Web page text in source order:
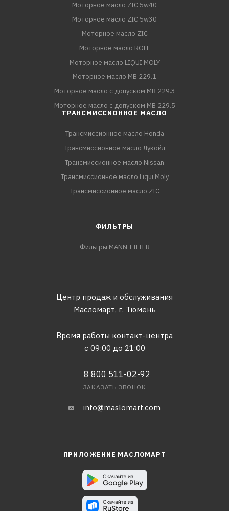
Моторное масло ZIC 5w40
Моторное масло ZIC 5w30
Моторное масло ZIC
Моторное масло ROLF
Моторное масло LIQUI MOLY
Моторное масло MB 229.1
Моторное масло с допуском MB 229.3
Моторное масло с допуском MB 229.5
ТРАНСМИССИОННОЕ МАСЛО
Трансмиссионное масло Honda
Трансмиссионное масло Лукойл
Трансмиссионное масло Nissan
Трансмиссионное масло Liqui Moly
Трансмиссионное масло ZIC
ФИЛЬТРЫ
Фильтры MANN-FILTER
Центр продаж и обслуживания
Масломарт, г. Тюмень
Время работы контакт-центра
с 09:00 до 21:00
8 800 511-02-92
ЗАКАЗАТЬ ЗВОНОК
info@maslomart.com
ПРИЛОЖЕНИЕ МАСЛОМАРТ